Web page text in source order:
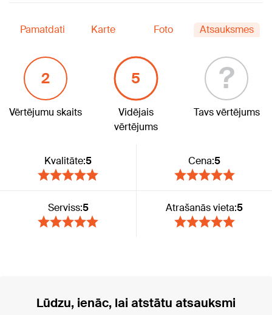
Pamatdati Karte Foto Atsauksmes
2
Vērtējumu skaits
5
Vidējais
vērtējums
?
Tavs vērtējums
Kvalitāte:5 Cena:5
Serviss:5 Atrašanās vieta:5
Lūdzu, ienāc, lai atstātu atsauksmi